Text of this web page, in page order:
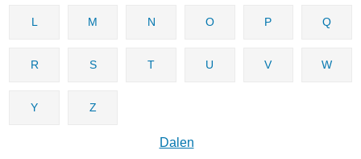
L M N O P Q
R S T U V W
Y Z
Dalen